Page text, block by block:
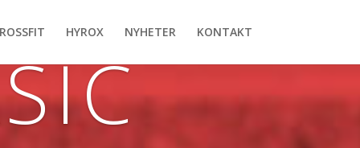
HYROX NYHETER KONTAKT